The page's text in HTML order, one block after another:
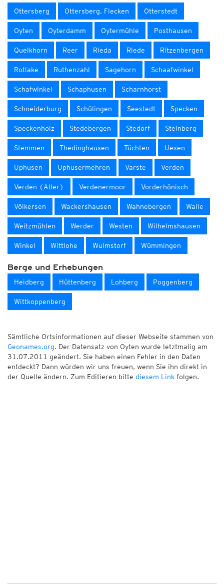
Ottersberg Ottersberg, Flecken Otterstedt
Oyten Oyterdamm Oytermühle Posthausen
Quelkhorn Reer Rieda Riede Ritzenbergen
Rotlake Ruthenzahl Sagehorn Schaafwinkel
Schafwinkel Schaphusen Scharnhorst
Schneiderburg Schülingen Seestedt Specken
Speckenholz Stedebergen Stedorf Steinberg
Stemmen Thedinghausen Tüchten Uesen
Uphusen Uphusermehren Varste Verden
Verden (Aller) Verdenermoor Vorderhönisch
Völkersen Wackershausen Wahnebergen Walle
Weitzmühlen Werder Westen Wilhelmshausen
Winkel Wittlohe Wulmstorf Wümmingen
Berge und Erhebungen
Heidberg Hüttenberg Lohberg Poggenberg
Wittkoppenberg
Sämtliche Ortsinformationen auf dieser Webseite stammen von
Geonames.org. Der Datensatz von Oyten wurde letztmalig am
31.07.2011 geändert. Sie haben einen Fehler in den Daten
entdeckt? Dann würden wir uns freuen, wenn Sie ihn direkt in
der Quelle ändern. Zum Editieren bitte diesem Link folgen.